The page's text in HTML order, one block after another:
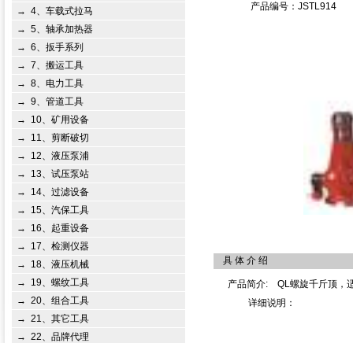
→ 4、车载式拉马
→ 5、轴承加热器
→ 6、扳手系列
→ 7、搬运工具
→ 8、电力工具
→ 9、管道工具
→
10、矿用设备
→
11、剪断破切
→
12、液压泵浦
→
13、试压泵站
→
14、过滤设备
→
15、汽保工具
→
16、起重设备
→
17、检测仪器
→
18、液压机械
→
19、螺纹工具
→ 20、组合工具
→ 21、其它工具
→ 22、品牌代理
产品编号： JSTL914
具 体 介 绍
产品简介: QL螺旋千斤顶，
详细说明：